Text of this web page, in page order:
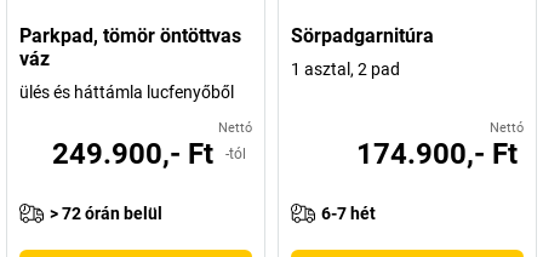
Parkpad, tömör öntöttvas
váz
ülés és háttámla lucfenyőből
Nettó
249.900,- Ft -tól
> 72 órán belül
Sörpadgarnitúra
1 asztal, 2 pad
Nettó
174.900,- Ft
6-7 hét